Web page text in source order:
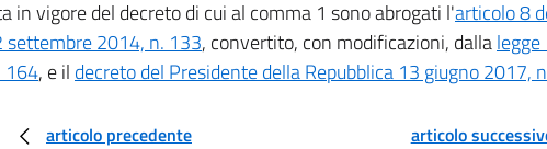
in vigore del decreto di cui al comma 1 sono abrogati l'articolo 8
settembre 2014, n. 133, convertito, con modificazioni, dalla
164, e il decreto del Presidente della Repubblica 13 giugno 2017,
articolo precedente articolo